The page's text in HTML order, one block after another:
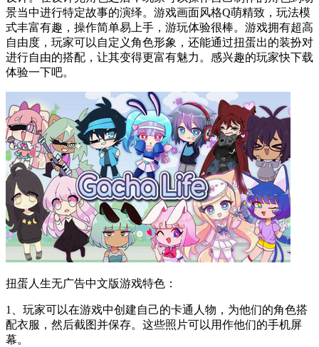
景当中进行特定故事的演绎。游戏画面风格Q萌精致，玩法模
式丰富有趣，操作简单易上手，游玩体验很棒。游戏拥有超高
自由度，玩家可以自定义角色形象，还能通过扭蛋出的装扮对
进行自由的搭配，让其变得更富有魅力。感兴趣的玩家快下载
体验一下吧。
扭蛋人生无广告中文版游戏特色：
1、玩家可以在游戏中创建自己的卡通人物，为他们的角色搭
配衣服，然后截图并保存。这些照片可以用作他们的手机屏
幕。